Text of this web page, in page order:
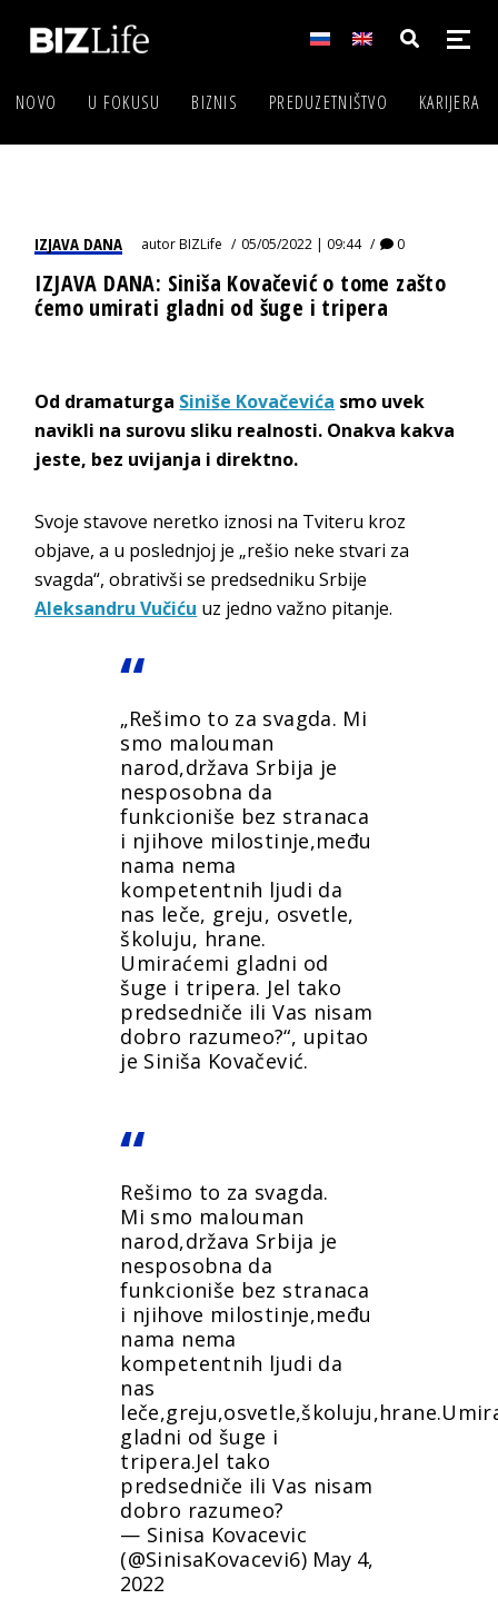
NOVO U FOKUSU BIZNIS PREDUZETNIŠTVO KARIJERA
IZJAVA DANA autorBIZLife 05/05/2022 | 09:44 0
IZJAVA DANA: Siniša Kovačević o tome zašto
ćemo umirati gladni od šuge i tripera
Od dramaturga Siniše Kovačevića smo uvek
navikli na surovu sliku realnosti. Onakva kakva
jeste, bez uvijanja i direktno.
Svoje stavove neretko iznosi na Tviteru kroz
objave, a u poslednjoj je „rešio neke stvari za
svagda“, obrativši se predsedniku Srbije
Aleksandru Vučiću uz jedno važno pitanje.
„Rešimo to za svagda. Mi
smo malouman
narod,država Srbija je
nesposobna da
funkcioniše bez stranaca
i njihove milostinje,među
nama nema
kompetentnih ljudi da
nas leče, greju, osvetle,
školuju, hrane.
Umiraćemi gladni od
šuge i tripera. Jel tako
predsedniče ili Vas nisam
dobro razumeo?“, upitao
je Siniša Kovačević.
Rešimo to za svagda.
Mi smo malouman
narod,država Srbija je
nesposobna da
funkcioniše bez stranaca
i njihove milostinje,među
nama nema
kompetentnih ljudi da
nas
gladni od šuge i
tripera.Jel tako
predsedniče ili Vas nisam
dobro razumeo?
— Sinisa Kovacevic
(@SinisaKovacevi6) May 4,
2022